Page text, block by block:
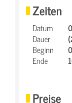
Zeiten
Datum
Dauer
Beginn
Ende
Preise